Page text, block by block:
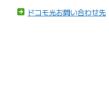
ドコモ光お問い合わせ先